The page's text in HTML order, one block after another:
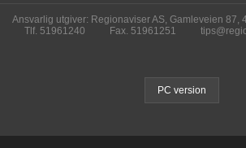
Ansvarlig utgiver: Regionaviser AS, Gamleveien 87,
Tlf. 51961240
Fax. 51961251
PC version